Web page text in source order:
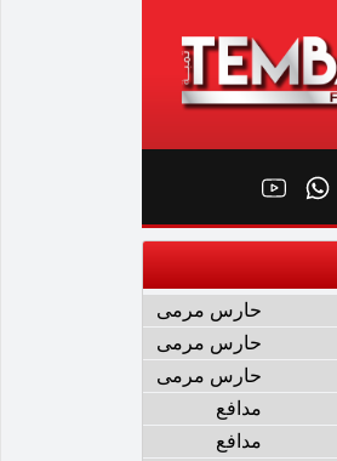
حارس مرمى
حارس مرمى
حارس مرمى
مدافع
مدافع